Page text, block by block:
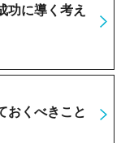
功に導く考え
おくべきこと